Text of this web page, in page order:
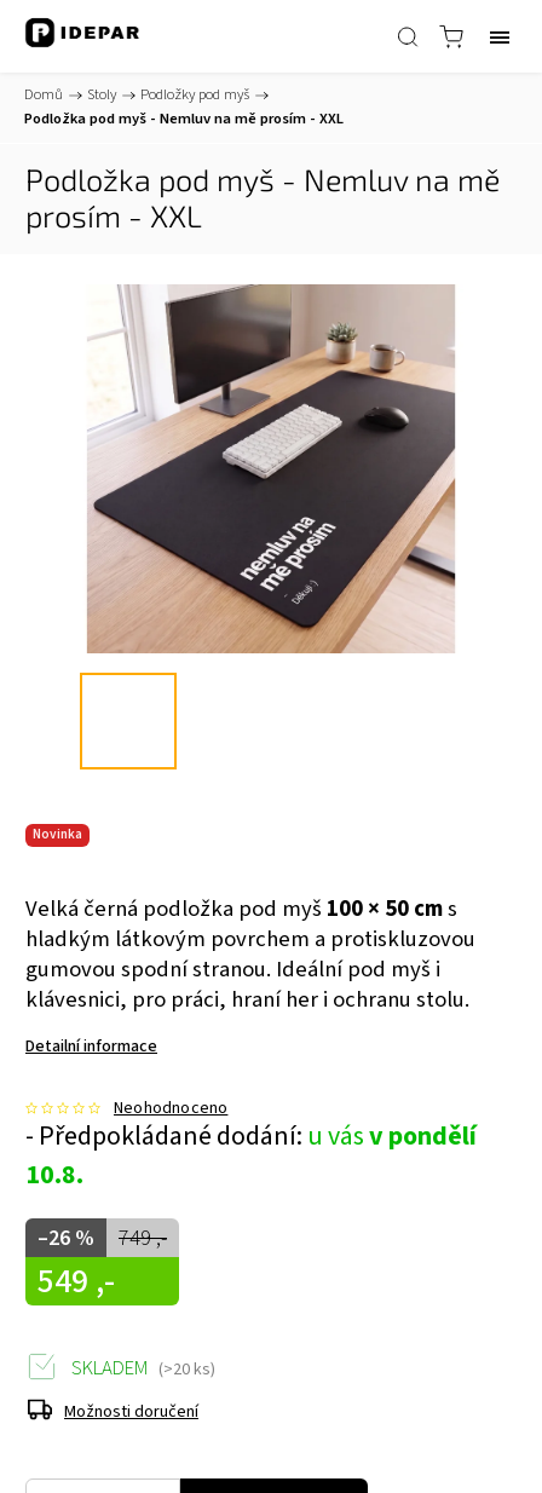
Domů / Stoly / Podložky pod myš /
Podložka pod myš - Nemluv na mě prosím - XXL
Podložka pod myš - Nemluv na mě
prosím - XXL
Novinka
Velká černá podložka pod myš 100 × 50 cms
hladkým látkovým povrchem a protiskluzovou
gumovou spodní stranou. Ideální pod myš i
klávesnici, pro práci, hraní her i ochranu stolu.
Detailní informace
Neohodnoceno
749 ,-
–26 %
549 ,-
- Předpokládané dodání: u vásv pondělí
10.8.
SKLADEM (>20 ks)
Možnosti doručení